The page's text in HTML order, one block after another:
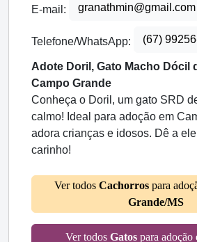
E-mail: granathmin@gmail.com
Telefone/WhatsApp: (67)
Adote Doril, Gato Macho Dócil
Campo Grande
Conheça o Doril, um gato SRD
calmo! Ideal para adoção em
adora crianças e idosos. Dê a
carinho!
Ver todos Cachorrospara
Grande/MS
Ver todos Gatos para adoção